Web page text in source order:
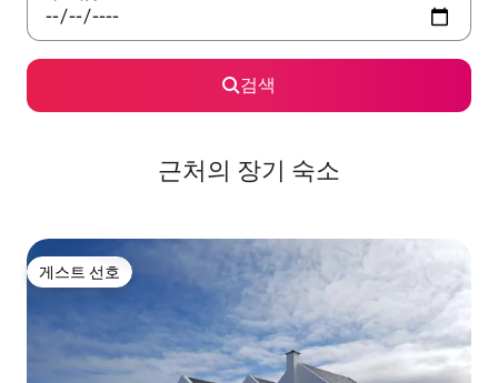
검색
근처의 장기 숙소
게스트 선호
게스트 선호